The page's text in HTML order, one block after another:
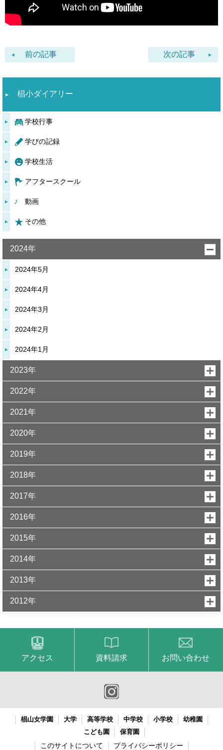
前の記事 次の記事
椙小ダイアリー
学校行事
学びの記録
学校生活
アフタースクール
動画
その他
2024年
2024年5月
2024年4月
2024年3月
2024年2月
2024年1月
2023年
2022年
2021年
2020年
2019年
2018年
2017年
2016年
2015年
2014年
2013年
2012年
アクセス 資料請求 お問い合わせ
椙山女学園 大学 高等学校 中学校 小学校
幼稚園
こども園
保育園
このサイトについて プライバシーポリシー